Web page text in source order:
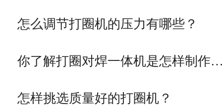
怎么调节打圈机的压力有哪些？
你了解打圈对焊一体机是怎样制作
怎样挑选质量好的打圈机？